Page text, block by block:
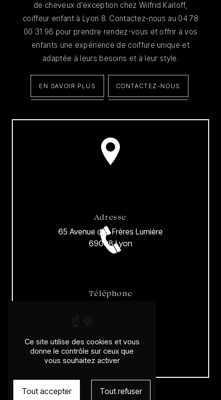
de cheveux d'exception chez Wilfrid Karloff,
coiffeur enfant à Lyon 8. Contactez-nous au 04 78
00 31 96 pour prendre rendez-vous et offrir à vos
enfants une expérience de coiffure unique et
adaptée à leurs besoins et à leur style.
EN SAVOIR PLUS CONTACTEZ-NOUS
Adresse
65 Avenue des Frères Lumière
69008 Lyon
Téléphone
Ce site utilise des cookies et vous
donne le contrôle sur ceux que
vous souhaitez activer
Tout accepter Tout refuser